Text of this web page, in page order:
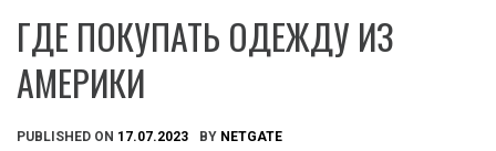
ГДЕ ПОКУПАТЬ ОДЕЖДУ ИЗ
АМЕРИКИ
PUBLISHED ON 17.07.2023 BY NETGATE